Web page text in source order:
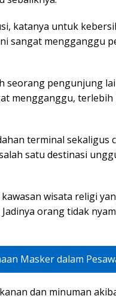
katanya untuk
sangat mengganggu
seorang pengunjung
mengganggu, terlebih
terminal sekaligus
satu destinasi
wisata religi
orang tidak
Masker dalam
dan minuman